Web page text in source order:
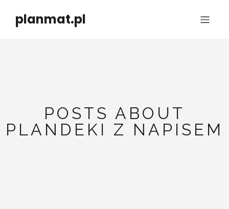
planmat.pl
POSTS ABOUT
PLANDEKI Z NAPISEM